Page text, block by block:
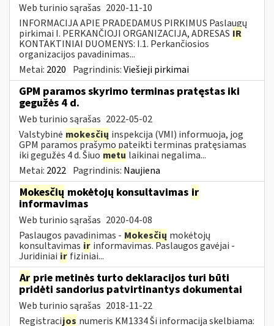
Web turinio sąrašas 2020-11-10
INFORMACIJA APIE PRADEDAMUS PIRKIMUS Paslaugų
pirkimai I. PERKANČIOJI ORGANIZACIJA, ADRESAS IR
KONTAKTINIAI DUOMENYS: I.1. Perkančiosios
organizacijos pavadinimas...
Metai: 2020 Pagrindinis:Viešieji pirkimai
GPM paramos skyrimo terminas pratęstas iki
gegužės 4 d.
Web turinio sąrašas 2022-05-02
Valstybinė mokesčių inspekcija (VMI) informuoja, jog
GPM paramos prašymo pateikti terminas pratęsiamas
iki gegužės 4 d. Šiuo metu laikinai negalima...
Metai: 2022 Pagrindinis: Naujiena
Mokesčių mokėtojų konsultavimas ir
informavimas
Web turinio sąrašas 2020-04-08
Paslaugos pavadinimas - Mokesčių mokėtojų
konsultavimas ir informavimas. Paslaugos gavėjai -
Juridiniai ir fiziniai...
Ar prie metinės turto deklaracijos turi būti
pridėti sandorius patvirtinantys dokumentai
Web turinio sąrašas 2018-11-22
Registracijos numeris KM1334 Ši informacija skelbiama: